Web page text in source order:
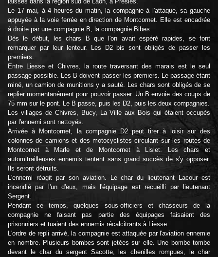
Le 17 mai, à 4 heures du matin, la compagnie à l'attaque, sa gauche
appuyée à la voie ferrée en direction de Montcornet. Elle est encadrée
à droite par une compagnie B, la compagnie Bibes.
Dès le début, les chars B que l'on avait espéré rapides, se font
remarquer par leur lenteur. Les D2 bis sont obligés de passer les
premiers.
Entre Liesse et Chivres, la route traversant des marais est le seul
passage possible. Les B doivent passer les premiers. Le passage étant
miné, un camion de munitions y a sauté. Les chars sont obligés de se
replier momentanément pour pouvoir passer. Un B envoie des coups de
75 mm sur le pont. Le B passe, puis les D2, puis les deux compagnies.
Les villages de Chivres, Bucy, La Ville aux Bois qui étaient occupés
par l'ennemi sont nettoyés.
Arrivée à Montcornet, la compagnie D2 peut tirer à loisir sur des
colonnes de camions et des motocyclistes circulant sur les routes de
Montcornet à Marle et de Montcornet à Lislet. Les chars et
automitrailleuses ennemis tentent sans grand succès de s'y opposer.
Ils seront détruits.
L'ennemi réagit par son aviation. Le char du lieutenant Lacour est
incendié par l'un d'eux, mais l'équipage est recueilli par lieutenant
Sergent.
Pendant ce temps, quelques sous-officiers et chasseurs de la
compagnie ne faisant pas partie des équipages faisaient des
prisonniers et tuaient des ennemis récalcitrants à Liesse.
L'ordre de repli arrivé, la compagnie est attaquée par l'aviation ennemie
en nombre. Plusieurs bombes sont jetées sur elle. Une bombe tombe
devant le char du sergent Sacotte, les chenilles rompues, le char